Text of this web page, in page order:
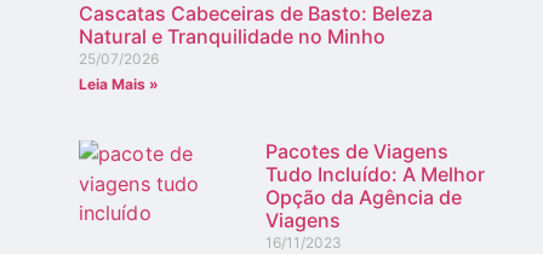
Cascatas Cabeceiras de Basto: Beleza
Natural e Tranquilidade no Minho
25/07/2026
Leia Mais »
Pacotes de Viagens
Tudo Incluído: A Melhor
Opção da Agência de
Viagens
16/11/2023